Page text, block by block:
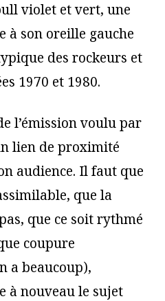
violet et vert, une
à son oreille gauche
des rockeurs et
1970 et 1980.
l’émission voulu par
lien de proximité
audience. Il faut que
que la
que ce soit rythmé
coupure
a beaucoup),
à nouveau le sujet